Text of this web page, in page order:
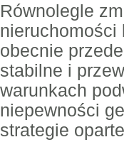
Równolegle
nieruchomości
obecnie
stabilne i
warunkach
niepewności
strategie